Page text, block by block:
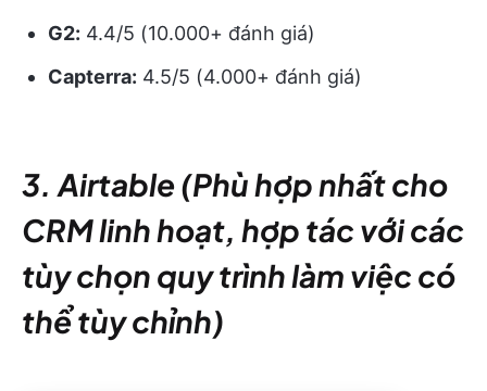
G2: 4.4/5 (10.000+ đánh giá)
Capterra: 4.5/5 (4.000+ đánh giá)
3. Airtable (Phù hợp nhất cho
CRM linh hoạt, hợp tác với các
tùy chọn quy trình làm việc có
thể tùy chỉnh)